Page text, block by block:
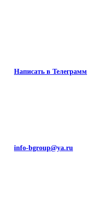
Написать в Телеграмм
info-bgroup@ya.ru